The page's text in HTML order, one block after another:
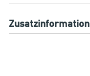
Zusatzinformation